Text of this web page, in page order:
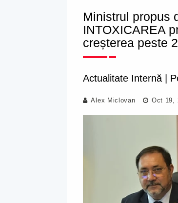
Ministrul propus
INTOXICAREA
creșterea peste
Actualitate Internă
Alex Miclovan Oct 19,